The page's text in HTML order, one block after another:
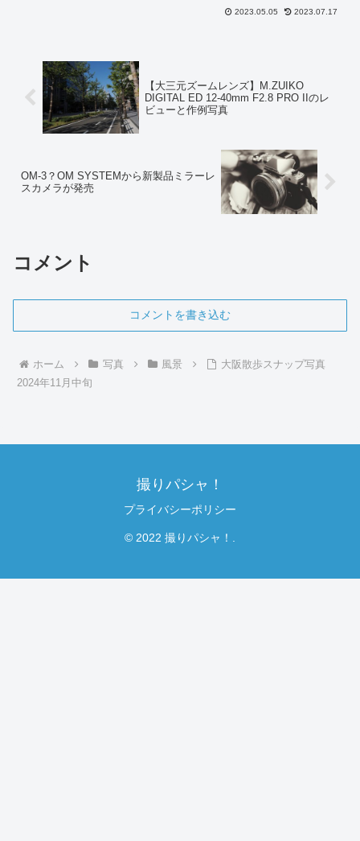
歩カメラとしてお気に入りのM.ZUIKO
DIGITAL ED 12-45mm F4.0 PROに交換
2023.05.05 2023.07.17
【大三元ズームレンズ】M.ZUIKO
DIGITAL ED 12-40mm F2.8 PRO IIのレ
ビューと作例写真
OM-3？OM SYSTEMから新製品ミラーレ
スカメラが発売
コメント
コメントを書き込む
ホーム 写真 風景
大阪散歩スナップ写真
2024年11月中旬
撮りパシャ！
プライバシーポリシー
© 2022 撮りパシャ！.